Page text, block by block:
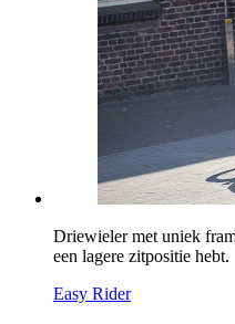
Driewieler met uniek
een lagere zitpositie hebt.
Easy Rider